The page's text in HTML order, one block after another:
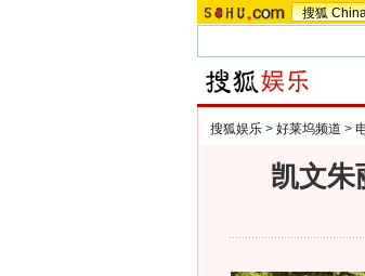
搜狐
搜狐娱乐 > 好莱坞频道 >
凯文朱